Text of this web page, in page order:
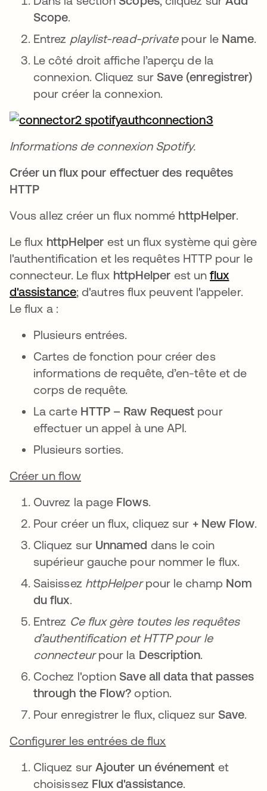
Scope
Entrez playlist-read-privatepour le Name
Le côté droit affiche l’aperçu de la
connexion. Cliquez sur Save (enregistrer)
pour créer la connexion.
Informations de connexion Spotify.
Créer un flux pour effectuer des requêtes
HTTP
Vous allez créer un flux nommé httpHelper
Le flux httpHelper est un flux système qui gère
l'authentification et les requêtes HTTP pour le
connecteur. Le flux httpHelper est unflux
d'assistance; d'autres flux peuvent l'appeler.
Le flux a :
Plusieurs entrées.
Cartes de fonction pour créer des
informations de requête, d’en-tête et de
corps de requête.
La carte HTTP – Raw Request pour
effectuer un appel à une API.
Plusieurs sorties.
Créer un flow
Ouvrez la page Flows.
Pour créer un flux, cliquez sur + New Flow
Cliquez sur Unnamed dans le coin
supérieur gauche pour nommer le flux.
Saisissez httpHelperpour le champ Nom
du flux
Entrez Ce flux gère toutes les requêtes
d’authentification et HTTP pour le
connecteurpour la Description
Cochez l'option Save all data that passes
through the Flow? option.
Pour enregistrer le flux, cliquez sur Save
Configurer les entrées de flux
Cliquez sur Ajouter un événement et
choisissez Flux d'assistance